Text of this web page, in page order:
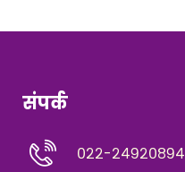
संपर्क
०२२-२४९२०८९४